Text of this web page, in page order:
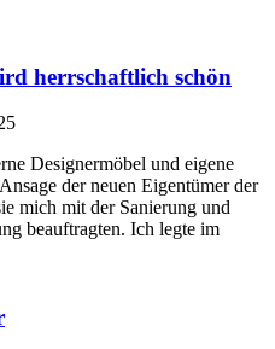
herrschaftlich schön
Designermöbel und eigene
der neuen Eigentümer der
mich mit der Sanierung und
beauftragten. Ich legte im